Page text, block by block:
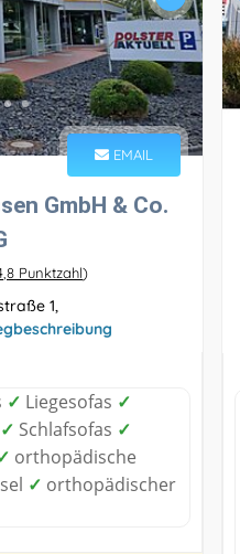
EMAIL
GmbH & Co.
Punktzahl)
1,
✓ Liegesofas ✓
✓ Schlafsofas ✓
orthopädische
✓ orthopädischer